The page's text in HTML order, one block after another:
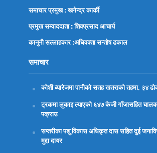
समाचार प्रमुख : खगेन्द्र कार्की
प्रमुख सम्वाददाता : शिवप्रसाद आचार्य
कानुनी सल्लाहकार :अधिवक्तासन्तोष ढकाल
समाचार
कोशी ब्यारेजमा पानीको सतह खतराको तहमा, ३४
ट्रकमा लुकाइ ल्याएको ६४७ केजी गाँजासहित
पक्राउ
सप्तरीका पशु विकास अधिकृत दास सहित दुई
मुद्दा दायर